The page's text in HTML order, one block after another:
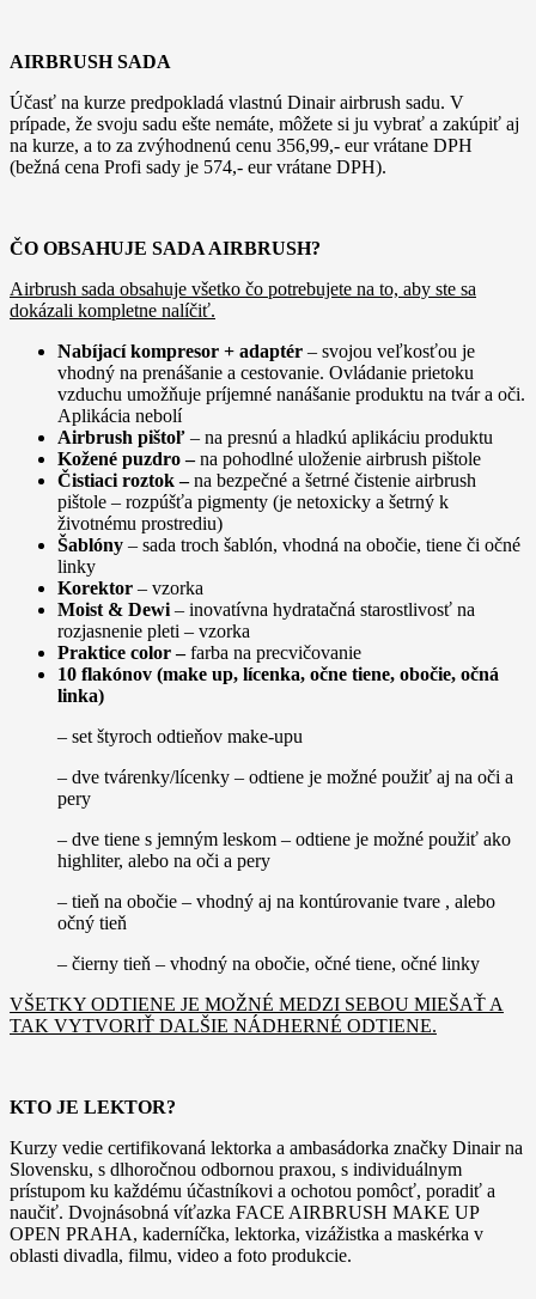
AIRBRUSH SADA
Účasť na kurze predpokladá vlastnú Dinair airbrush sadu. V
prípade, že svoju sadu ešte nemáte, môžete si ju vybrať a zakúpiť aj
na kurze, a to za zvýhodnenú cenu 356,99,- eur vrátane DPH
(bežná cena Profi sady je 574,- eur vrátane DPH).
ČO OBSAHUJE SADA AIRBRUSH?
Airbrush sada obsahuje všetko čo potrebujete na to, aby ste sa
dokázali kompletne nalíčiť.
Nabíjací kompresor + adaptér – svojou veľkosťou je
vhodný na prenášanie a cestovanie. Ovládanie prietoku
vzduchu umožňuje príjemné nanášanie produktu na tvár a oči.
Aplikácia nebolí
Airbrush pištoľ – na presnú a hladkú aplikáciu produktu
Kožené puzdro –na pohodlné uloženie airbrush pištole
Čistiaci roztok –na bezpečné a šetrné čistenie airbrush
pištole – rozpúšťa pigmenty (je netoxicky a šetrný k
životnému prostrediu)
Šablóny – sada troch šablón, vhodná na obočie, tiene či očné
linky
Korektor – vzorka
Moist & Dewi – inovatívna hydratačná starostlivosť na
rozjasnenie pleti – vzorka
Praktice color –farba na precvičovanie
10 flakónov (make up, lícenka, očne tiene, obočie, očná
linka)
– set štyroch odtieňov make-upu
– dve tvárenky/lícenky – odtiene je možné použiť aj na oči a
pery
– dve tiene s jemným leskom – odtiene je možné použiť ako
highliter, alebo na oči a pery
– tieň na obočie – vhodný aj na kontúrovanie tvare , alebo
očný tieň
– čierny tieň – vhodný na obočie, očné tiene, očné linky
VŠETKY ODTIENE JE MOŽNÉ MEDZI SEBOU MIEŠAŤ A
TAK VYTVORIŤ DALŠIE NÁDHERNÉ ODTIENE.
KTO JE LEKTOR?
Kurzy vedie certifikovaná lektorka a ambasádorka značky Dinair na
Slovensku, s dlhoročnou odbornou praxou, s individuálnym
prístupom ku každému účastníkovi a ochotou pomôcť, poradiť a
naučiť. Dvojnásobná víťazka FACE AIRBRUSH MAKE UP
OPEN PRAHA, kaderníčka, lektorka, vizážistka a maskérka v
oblasti divadla, filmu, video a foto produkcie.